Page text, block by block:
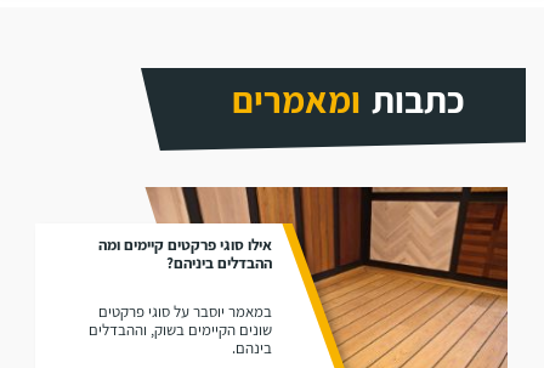
כתבות ומאמרים
אילו סוגי פרקטים קיימים ומה
ההבדלים ביניהם?
במאמר יוסבר על סוגי פרקטים
שונים הקיימים בשוק, וההבדלים
בינהם.